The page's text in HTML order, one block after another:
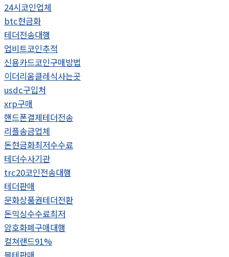
24시코인업체
btc현금화
테더전송대행
업비트코인추적
신용카드코인구매방법
이더리움클레식사는곳
usdc구입처
xrp구매
핸드폰결제테더전송
리플송금업체
돈현금화최저수수료
테더수사기관
trc20코인전송대행
테더판매
문화상품권테더전환
돈믹싱수수료최저
암호화폐구매대행
컬쳐랜드91%